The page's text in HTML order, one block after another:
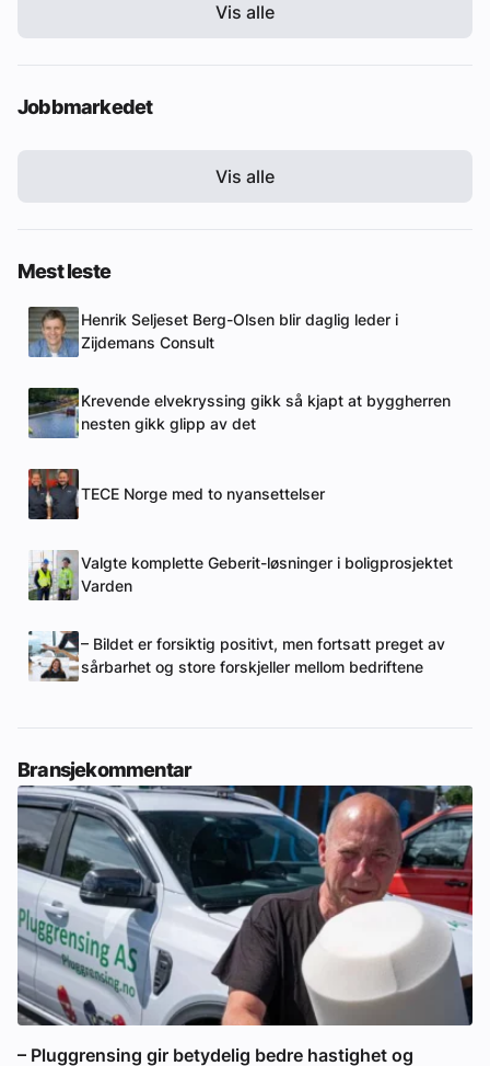
Vis alle
Jobbmarkedet
Vis alle
Mest leste
Henrik Seljeset Berg-Olsen blir daglig leder i
Zijdemans Consult
Krevende elvekryssing gikk så kjapt at byggherren
nesten gikk glipp av det
TECE Norge med to nyansettelser
Valgte komplette Geberit-løsninger i boligprosjektet
Varden
– Bildet er forsiktig positivt, men fortsatt preget av
sårbarhet og store forskjeller mellom bedriftene
Bransjekommentar
– Pluggrensing gir betydelig bedre hastighet og